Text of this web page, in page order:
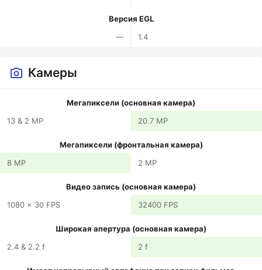
Версия EGL
—
1.4
Камеры
Мегапиксели (основная камера)
13 & 2 MP
20.7 MP
Мегапиксели (фронтальная камера)
8 MP
2 MP
Видео запись (основная камера)
1080 x 30 FPS
32400 FPS
Широкая апертура (основная камера)
2.4 & 2.2 f
2 f